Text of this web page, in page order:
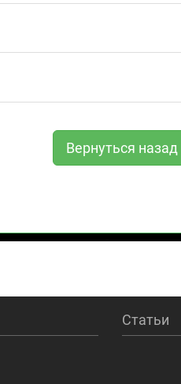
Статьи